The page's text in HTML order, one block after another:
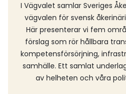
I Vägvalet samlar Sveriges
vägvalen för svensk
Här presenterar vi fem
förslag som rör hållbara
kompetensförsörjning,
samhälle. Ett samlat
av helheten och våra